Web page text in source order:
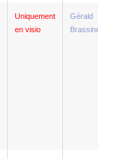
Uniquement
en visio
Gérald
Brassine